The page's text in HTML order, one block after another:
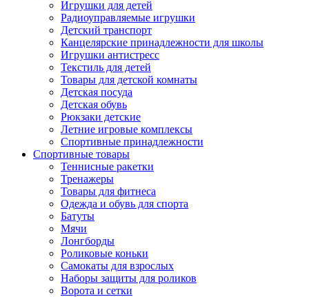
Игрушки для детей
Радиоуправляемые игрушки
Детский транспорт
Канцелярские принадлежности для школы
Игрушки антистресс
Текстиль для детей
Товары для детской комнаты
Детская посуда
Детская обувь
Рюкзаки детские
Летние игровые комплексы
Спортивные принадлежности
Спортивные товары
Теннисные ракетки
Тренажеры
Товары для фитнеса
Одежда и обувь для спорта
Батуты
Мячи
Лонгборды
Роликовые коньки
Самокаты для взрослых
Наборы защиты для роликов
Ворота и сетки